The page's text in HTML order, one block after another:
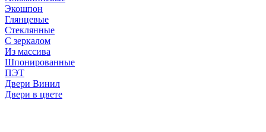
Экошпон
Глянцевые
Стеклянные
С зеркалом
Из массива
Шпонированные
ПЭТ
Двери Винил
Двери в цвете